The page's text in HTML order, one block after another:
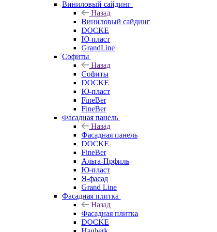
Виниловый сайдинг
Назад
Виниловый сайдинг
DOCKE
Ю-пласт
GrandLine
Софиты
Назад
Софиты
DOCKE
Ю-пласт
FineBer
FineBer
Фасадная панель
Назад
Фасадная панель
DOCKE
FineBer
Альта-Прфиль
Ю-пласт
Я-фасад
Grand Line
Фасадная плитка
Назад
Фасадная плитка
DOCKE